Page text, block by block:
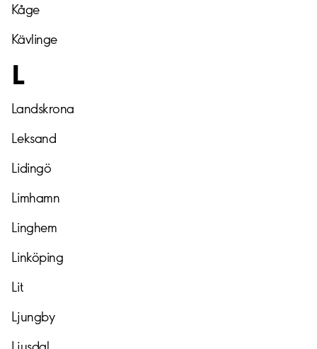
Kåge
Kävlinge
L
Landskrona
Leksand
Lidingö
Limhamn
Linghem
Linköping
Lit
Ljungby